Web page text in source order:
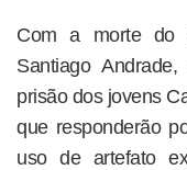
Com a morte do
Santiago
prisão dos jovens
que responderão
uso de artefato